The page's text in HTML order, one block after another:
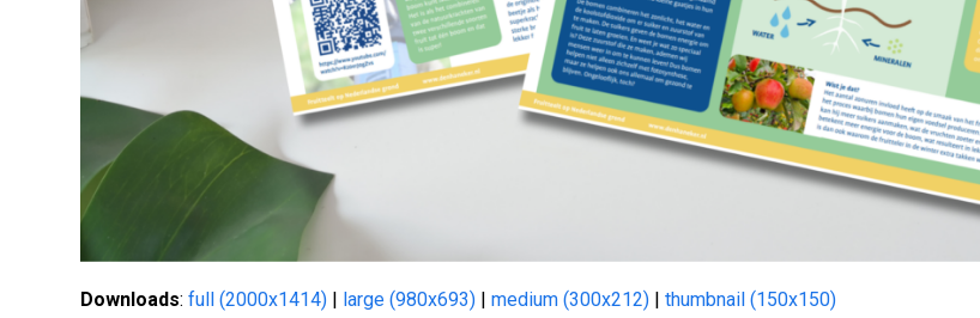
Downloads:full (2000x1414) large (980x693) |medium (300x212) |thumbnail (150x150)